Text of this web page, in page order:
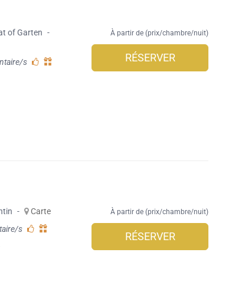
of Garten -
s
À partir de (prix/chambre/nuit)
RÉSERVER
-
Carte
s
À partir de (prix/chambre/nuit)
RÉSERVER